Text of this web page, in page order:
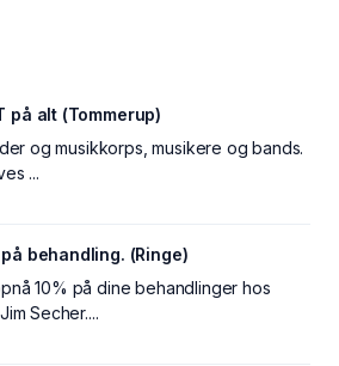
på alt (Tommerup)
og musikkorps, musikere og bands.
...
behandling. (Ringe)
10% på dine behandlinger hos
Secher....